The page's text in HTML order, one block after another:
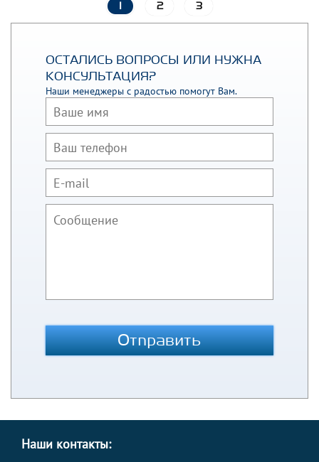
2 3
ОСТАЛИСЬ ВОПРОСЫ ИЛИ НУЖНА
КОНСУЛЬТАЦИЯ?
Наши менеджеры с радостью помогут Вам.
Отправить
Наши контакты: